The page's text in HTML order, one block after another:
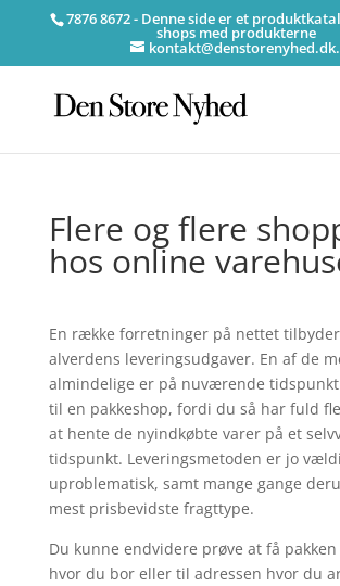
7876 8672 - Denne side er et
shops med produkterne
Flere og flere
hos online
En række forretninger på nettet
alverdens leveringsudgaver. En af de
almindelige er på nuværende
til en pakkeshop, fordi du så har fuld
at hente de nyindkøbte varer på et
tidspunkt. Leveringsmetoden er jo
uproblematisk, samt mange gange
mest prisbevidste fragttype.
Du kunne endvidere prøve at få
hvor du bor eller til adressen hvor du